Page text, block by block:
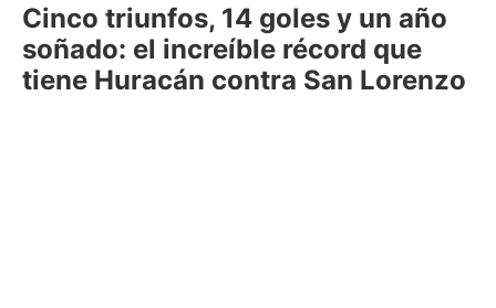
Cinco triunfos, 14 goles y un año
soñado: el increíble récord que
tiene Huracán contra San Lorenzo